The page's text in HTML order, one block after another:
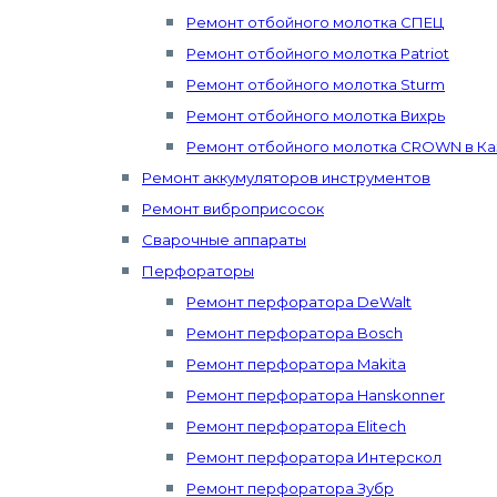
Ремонт отбойного молотка СПЕЦ
Ремонт отбойного молотка Patriot
Ремонт отбойного молотка Sturm
Ремонт отбойного молотка Вихрь
Ремонт отбойного молотка CROWN в
Ремонт аккумуляторов инструментов
Ремонт виброприсосок
Сварочные аппараты
Перфораторы
Ремонт перфоратора DeWalt
Ремонт перфоратора Bosch
Ремонт перфоратора Makita
Ремонт перфоратора Hanskonner
Ремонт перфоратора Elitech
Ремонт перфоратора Интерскол
Ремонт перфоратора Зубр